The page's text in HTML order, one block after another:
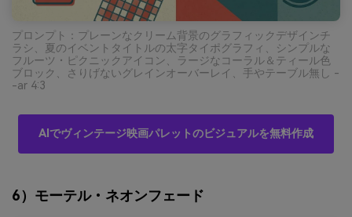
プロンプト：プレーンなクリーム背景のグラフィックデザインチ
ラシ、夏のイベントタイトルの太字タイポグラフィ、シンプルな
フルーツ・ピクニックアイコン、ラージなコーラル＆ティール色
ブロック、さりげないグレインオーバーレイ、手やテーブル無し -
-ar 4:3
AIでヴィンテージ映画パレットのビジュアルを無料作成
6）モーテル・ネオンフェード